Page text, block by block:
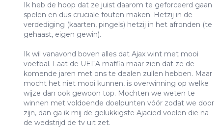
Ik heb de hoop dat ze juist daarom te geforceerd gaan
spelen en dus cruciale fouten maken. Hetzij in de
verdediging (kaarten, pingels) hetzij in het afronden (te
gehaast, eigen gewin).
Ik wil vanavond boven alles dat Ajax wint met mooi
voetbal. Laat de UEFA maffia maar zien dat ze de
komende jaren met ons te dealen zullen hebben. Maar
mocht het niet mooi kunnen, is overwinning op welke
wijze dan ook gewoon top. Mochten we weten te
winnen met voldoende doelpunten vóór zodat we door
zijn, dan ga ik mij de gelukkigste Ajacied voelen die na
de wedstrijd de tv uit zet.